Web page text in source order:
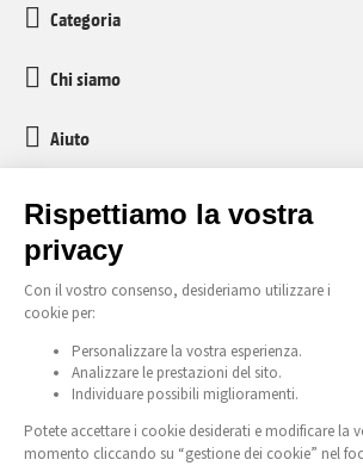
Categoria
Chi siamo
Aiuto
media-markt-refurbished@recommerce.com
Lunedì-Venerdì 08:00-17:00